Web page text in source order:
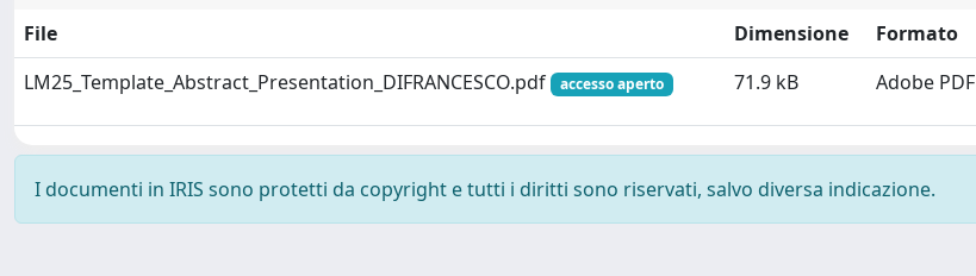
File
Dimensione
Formato
LM25_Template_Abstract_Presentation_DIFRANCESCO.pdf
accesso aperto 71.9 kB Adobe PDF
I documenti in IRIS sono protetti da copyright e tutti i diritti sono riservati, salvo diversa indicazione.